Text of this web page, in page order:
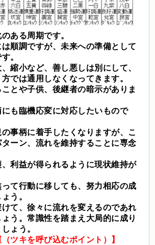
ある周期です。
順調ですが、未来への準備として
。
縮小など、善し悪しは別にして、
では通用しなくなってきます。
とや子供、後継者の暗示がありま
も臨機応変に対応したいもので
事柄に着手したくなりますが、こ
ーン、流れを維持することに専念
利益が得られるように現状維持が
て行動に移しても、努力相応の成
う。
て、徐々に流れを変えるのであれ
う。常識性を踏まえ大局的に成り
ょう。
（ツキを呼び込むポイント）】